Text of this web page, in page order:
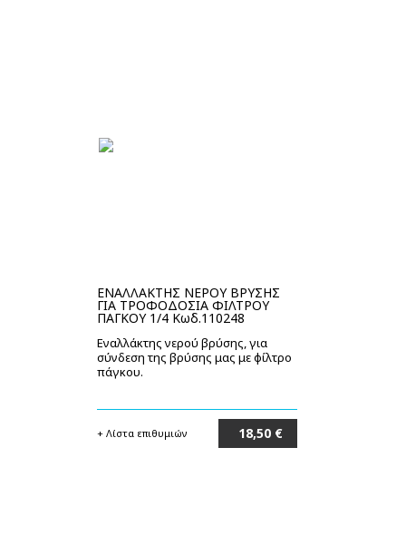
ΕΝΑΛΛΑΚΤΗΣ ΝΕΡΟΥ ΒΡΥΣΗΣ
ΓΙΑ ΤΡΟΦΟΔΟΣΙΑ ΦΙΛΤΡΟΥ
ΠΑΓΚΟΥ 1/4 Κωδ.110248
Εναλλάκτης νερού βρύσης, για
σύνδεση της βρύσης μας με φίλτρο
πάγκου.
+ Λίστα επιθυμιών 18,50 €